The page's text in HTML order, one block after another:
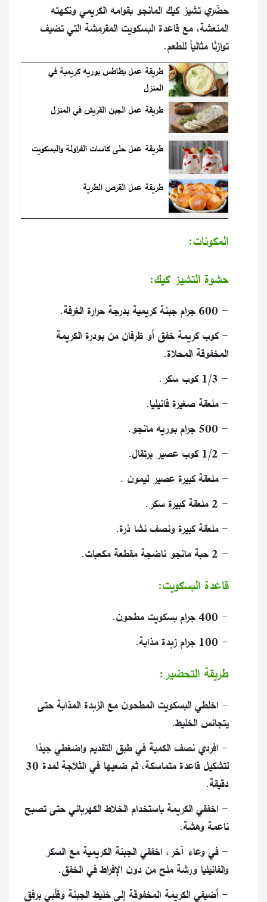
حضّري تشيز كيك المانجو بقوامه الكريمي ونكهته
المنعشة، مع قاعدة البسكويت المقرمشة التي تضيف
توازنًا مثالياً للطعم.
طريقة عمل بطاطس بوريه كريمية في
المنزل
طريقة عمل الجبن القريش في المنزل
طريقة عمل حلى كاسات الفراولة والبسكويت
طريقة عمل القرص الطرية
المكونات:
حشوة التشيز كيك:
- 600 جرام جبنة كريمية بدرجة حرارة الغرفة.
- كوب كريمة خفق أو ظرفان من بودرة الكريمة
المخفوقة المحلاة.
- 1/3 كوب سكر.
- ملعقة صغيرة فانيليا.
- 500 جرام بوريه مانجو.
- 1/2 كوب عصير برتقال.
- ملعقة كبيرة عصير ليمون .
- 2 ملعقة كبيرة سكر.
- ملعقة كبيرة ونصف نشا ذرة.
- 2 حبة مانجو ناضجة مقطعة مكعبات.
قاعدة البسكويت:
- 400 جرام بسكويت مطحون.
- 100 جرام زبدة مذابة.
طريقة التحضير:
- اخلطي البسكويت المطحون مع الزبدة المذابة حتى
يتجانس الخليط.
- افردي نصف الكمية في طبق التقديم واضغطي جيدًا
لتشكيل قاعدة متماسكة، ثم ضعيها في الثلاجة لمدة 30
دقيقة.
- اخفقي الكريمة باستخدام الخلاط الكهربائي حتى تصبح
ناعمة وهشة.
- في وعاء آخر، اخفقي الجبنة الكريمية مع السكر
والفانيليا ورشة ملح من دون الإفراط في الخفق.
- أضيفي الكريمة المخفوقة إلى خليط الجبنة وقلّبي برفق